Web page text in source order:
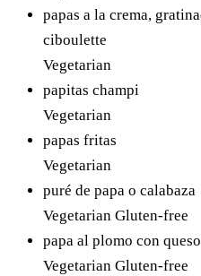
papas a la crema,
ciboulette
Vegetarian
papitas champi
Vegetarian
papas fritas
Vegetarian
puré de papa o calabaza
Vegetarian Gluten-free
papa al plomo con
Vegetarian Gluten-free